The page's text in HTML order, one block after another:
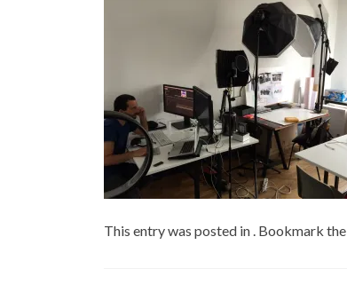
This entry was posted in . Bookmark the